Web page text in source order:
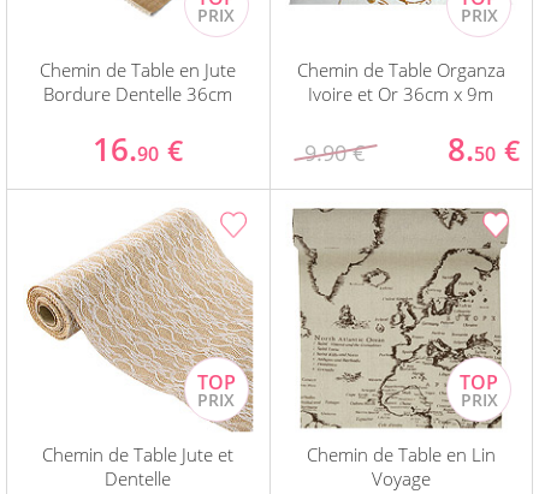
Chemin de Table en Jute
Bordure Dentelle 36cm
16.90 €
Chemin de Table Organza
Ivoire et Or 36cm x 9m
9.90 € 8.50 €
Chemin de Table Jute et
Dentelle
Chemin de Table en Lin
Voyage